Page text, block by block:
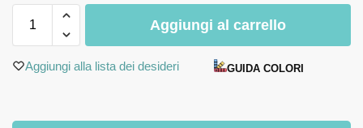
Aggiungi al carrello
Aggiungi alla lista dei desideri GUIDA COLORI